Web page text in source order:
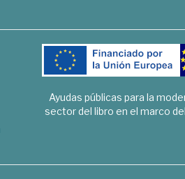
Ayudas públicas para la
sector del libro en el marco